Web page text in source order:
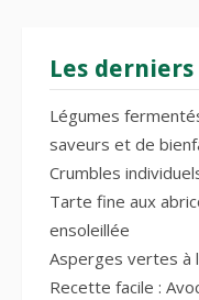
Les
Légumes
saveurs et de
Crumbles
Tarte fine aux
ensoleillée
Asperges vertes à
Recette facile :